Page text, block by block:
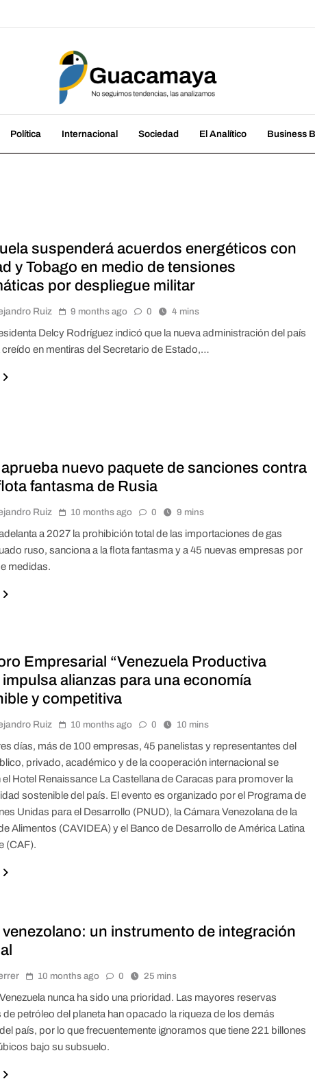
Política Internacional Sociedad El Analítico Business
suspenderá acuerdos energéticos con
y Tobago en medio de tensiones
por despliegue militar
Ruiz 9 months ago 0 4 mins
Delcy Rodríguez indicó que la nueva administración del país
creído en mentiras del Secretario de Estado,…
aprueba nuevo paquete de sanciones contra
fantasma de Rusia
Ruiz 10 months ago 0 9 mins
a 2027 la prohibición total de las importaciones de gas
ruso, sanciona a la flota fantasma y a 45 nuevas empresas por
medidas.
Empresarial “Venezuela Productiva
impulsa alianzas para una economía
y competitiva
Ruiz 10 months ago 0 10 mins
días, más de 100 empresas, 45 panelistas y representantes del
privado, académico y de la cooperación internacional se
el Hotel Renaissance La Castellana de Caracas para promover la
sostenible del país. El evento es organizado por el Programa de
Unidas para el Desarrollo (PNUD), la Cámara Venezolana de la
Alimentos (CAVIDEA) y el Banco de Desarrollo de América Latina
(CAF).
venezolano: un instrumento de integración
10 months ago 0 25 mins
nunca ha sido una prioridad. Las mayores reservas
petróleo del planeta han opacado la riqueza de los demás
país, por lo que frecuentemente ignoramos que tiene 221 billones
bajo su subsuelo.